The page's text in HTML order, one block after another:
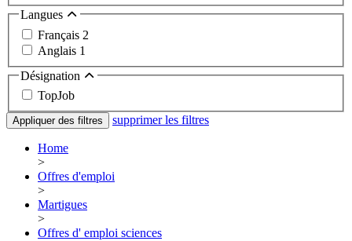
Langues
Français 2
Anglais 1
Désignation
TopJob
Appliquer des filtres supprimer les filtres
Home
>
Offres d'emploi
>
Martigues
>
Offres d' emploi sciences